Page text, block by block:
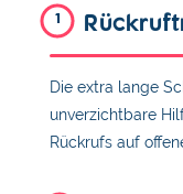
1
Die extra lange
unverzichtbare
Rückrufs auf